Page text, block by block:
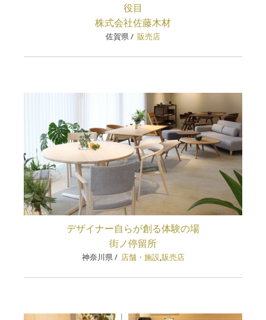
役目
株式会社佐藤木材
佐賀県/ 販売店
デザイナー自らが創る体験の場
街ノ停留所
神奈川県/ 店舗・施設,販売店